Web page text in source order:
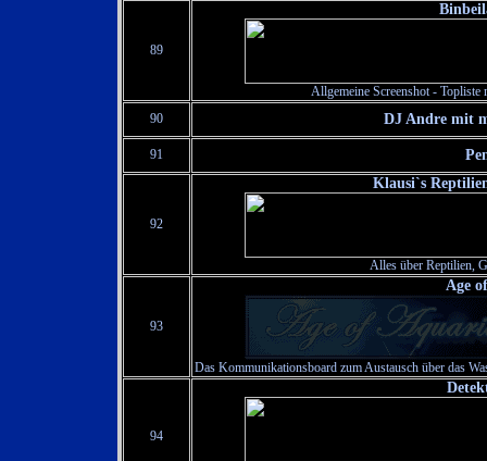
89
Allgemeine Screenshot -
90
DJ Andre mit
91
92
Klausi`s
Alles über Reptilien,
93
Age
Das Kommunikationsboard zum Austausch über das
94